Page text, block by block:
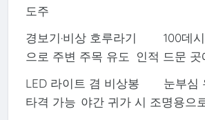
도주
경보기·비상 호루라기
100데
으로 주변 주목 유도
인적 드문
LED 라이트 겸 비상봉
눈부심
타격 가능 야간 귀가 시 조명용으